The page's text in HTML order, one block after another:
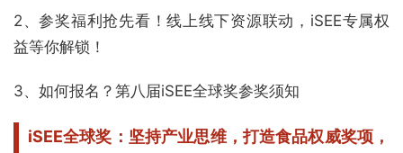
2、参奖福利抢先看！线上线下资源联动，iSEE专属权
益等你解锁！
3、如何报名？第八届iSEE全球奖参奖须知
iSEE全球奖： 坚持产业思维，打造食品权威奖项，